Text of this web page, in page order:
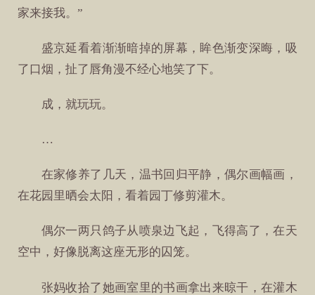
家来接我。”
盛京延看着渐渐暗掉的屏幕，眸色渐变深晦，吸
了口烟，扯了唇角漫不经心地笑了下。
成，就玩玩。
…
在家修养了几天，温书回归平静，偶尔画幅画，
在花园里晒会太阳，看着园丁修剪灌木。
偶尔一两只鸽子从喷泉边飞起，飞得高了，在天
空中，好像脱离这座无形的囚笼。
张妈收拾了她画室里的书画拿出来晾干，在灌木